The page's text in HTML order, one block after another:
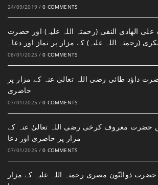
24/09/2019 / 0 COMMENTS
الھادی النقی (رحمتہ اللہ علیہ) اور حضرت
(رحمتہ اللہ علیہ) کے مزار پر نماز اور دعا۔
08/01/2025 / 0 COMMENTS
داؤد طائی رضی اللہ تعالیٰ عنہ کے مزار پر
حاضری
07/01/2025 / 0 COMMENTS
حضرت معروف کرخی رضی اللہ تعالیٰ عنہ کے
مزار پر حاضری اور دعا
07/01/2025 / 0 COMMENTS
ذوالنّون مصری رحمتہ اللہ علیہ کے مزار